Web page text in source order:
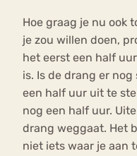
Hoe graag je nu ook
je zou willen doen,
het eerst een half
is. Is de drang er
een half uur uit te
nog een half uur.
drang weggaat. Het
niet iets waar je aan